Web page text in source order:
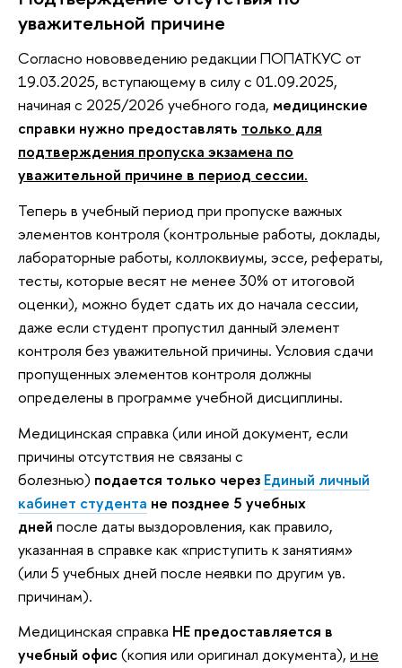
уважительной причине
Согласно нововведению редакции ПОПАТКУС от
19.03.2025, вступающему в силу с 01.09.2025,
начиная с 2025/2026 учебного года, медицинские
справки нужно предоставлять только для
подтверждения пропуска экзамена по
уважительной причине в период сессии.
Теперь в учебный период при пропуске важных
элементов контроля (контрольные работы, доклады,
лабораторные работы, коллоквиумы, эссе, рефераты,
тесты, которые весят не менее 30% от итоговой
оценки), можно будет сдать их до начала сессии,
даже если студент пропустил данный элемент
контроля без уважительной причины. Условия сдачи
пропущенных элементов контроля должны
определены в программе учебной дисциплины.
Медицинская справка (или иной документ, если
причины отсутствия не связаны с
болезнью) подается только через Единый личный
кабинет студента не позднее 5 учебных
дней после даты выздоровления, как правило,
указанная в справке как «приступить к занятиям»
(или 5 учебных дней после неявки по другим ув.
причинам).
Медицинская справка НЕ предоставляется в
учебный офис(копия или оригинал документа), и не